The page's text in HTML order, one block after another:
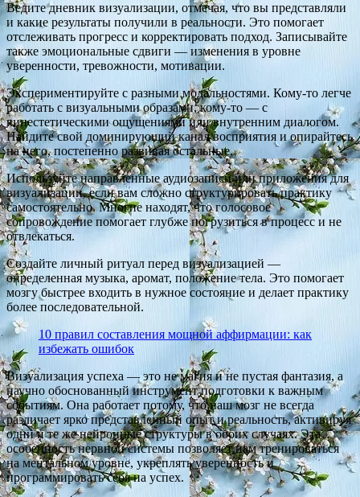
Ведите дневник визуализации, отмечая, что вы представляли
и какие результаты получили в реальности. Это помогает
отслеживать прогресс и корректировать подход. Записывайте
также эмоциональные сдвиги — изменения в уровне
уверенности, тревожности, мотивации.
Экспериментируйте с разными модальностями. Кому-то легче
работать с визуальными образами, кому-то — с
кинестетическими ощущениями или внутренним диалогом.
Найдите свой доминирующий канал восприятия и опирайтесь
на него, постепенно развивая остальные.
Используйте направленные аудиозаписи или приложения для
визуализации, если вам сложно структурировать практику
самостоятельно. Многие находят, что голосовое
сопровождение помогает глубже погрузиться в процесс и не
отвлекаться.
Создайте личный ритуал перед визуализацией —
определенная музыка, аромат, положение тела. Это помогает
мозгу быстрее входить в нужное состояние и делает практику
более последовательной.
10 правил составления мощной аффирмации: как
избежать ошибок
Визуализация успеха — это не магия и не пустая фантазия, а
научно обоснованный инструмент подготовки к важным
событиям. Она работает потому, что наш мозг не всегда
различает ярко представленный опыт и реальность, активируя
одни и те же нейронные структуры в обоих случаях. Эта
особенность нервной системы позволяет нам тренироваться
на ментальном уровне, укреплять уверенность и
программировать себя на успех.